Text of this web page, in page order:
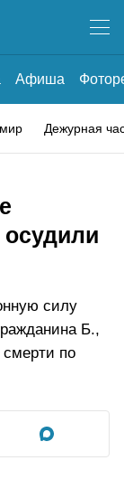
Афиша
Дежурная
силу
Б.,
смерти по